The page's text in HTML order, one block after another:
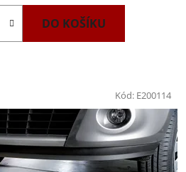
DO KOŠÍKU
Kód: E200114